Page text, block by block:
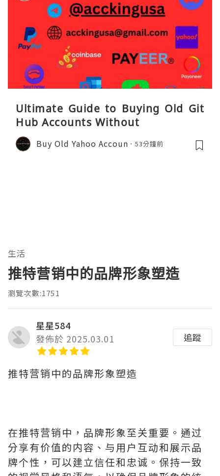
Ultimate Guide to Buying Old Git
Hub Accounts Without
Buy Old Yahoo Accoun 53分鐘前
生活
推特营销中的品牌形象塑造
瀏覽次數:1751
星星584
發佈於 2025.03.01
追蹤
推特营销中的品牌形象塑造
在推特营销中，品牌形象至关重要。通过
分享有价值的内容、与用户互动和展示品
牌个性，可以建立信任和忠诚。保持一致